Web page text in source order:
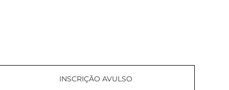
INSCRIÇÃO AVULSO